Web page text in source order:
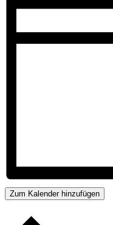
Zum Kalender hinzufügen